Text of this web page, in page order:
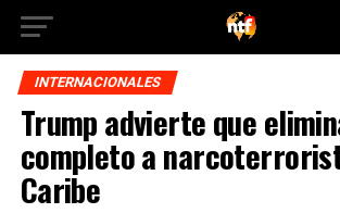
INTERNACIONALES
Trump advierte que
completo a
Caribe